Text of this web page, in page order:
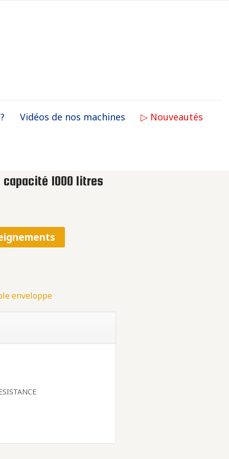
Vidéos de nos machines ▷ Nouveautés
capacité 1000 litres
enveloppe